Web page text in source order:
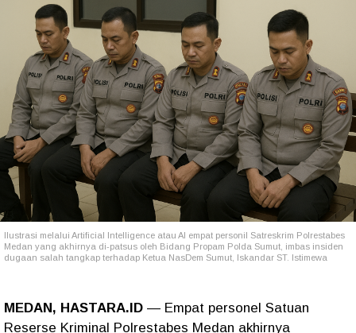
Ilustrasi melalui Artificial Intelligence atau AI empat personil Satreskrim Polrestabes
Medan yang akhirnya di-patsus oleh Bidang Propam Polda Sumut, imbas insiden
dugaan salah tangkap terhadap Ketua NasDem Sumut, Iskandar ST. Istimewa
MEDAN, HASTARA.ID — Empat personel Satuan
Reserse Kriminal Polrestabes Medan akhirnya